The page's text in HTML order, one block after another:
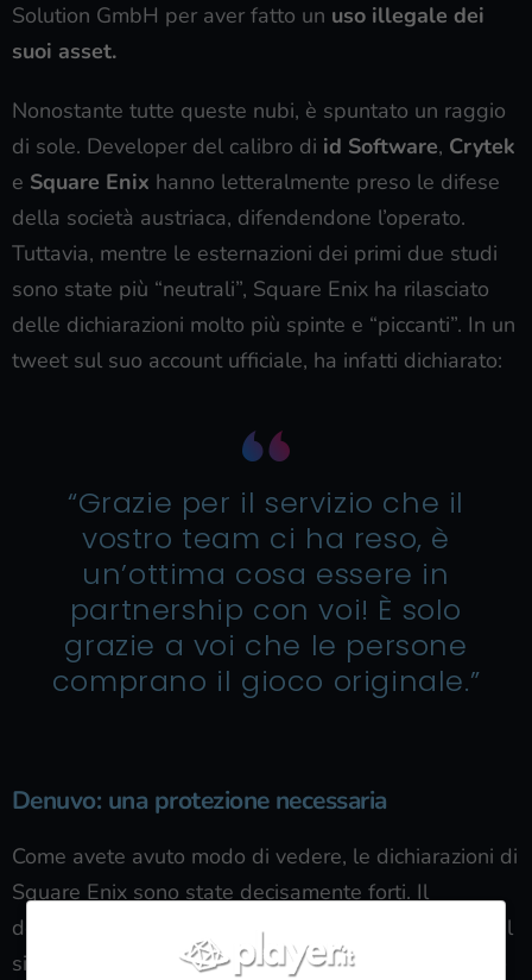
Solution GmbH per aver fatto un uso illegale dei
suoi asset.
Nonostante tutte queste nubi, è spuntato un raggio
di sole. Developer del calibro di id Software, Crytek
e Square Enix hanno letteralmente preso le difese
della società austriaca, difendendone l’operato.
Tuttavia, mentre le esternazioni dei primi due studi
sono state più “neutrali”, Square Enix ha rilasciato
delle dichiarazioni molto più spinte e “piccanti”. In un
tweet sul suo account ufficiale, ha infatti dichiarato:
“Grazie per il servizio che il
vostro team ci ha reso, è
un’ottima cosa essere in
partnership con voi! È solo
grazie a voi che le persone
comprano il gioco originale.”
Denuvo: una protezione necessaria
Come avete avuto modo di vedere, le dichiarazioni di
Square Enix sono state decisamente forti. Il
developer giapponese ha infatti sottolineato che è il
sistema anti-tamper è la sola tutela per le vendite